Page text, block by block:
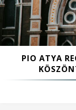
PIO ATYA